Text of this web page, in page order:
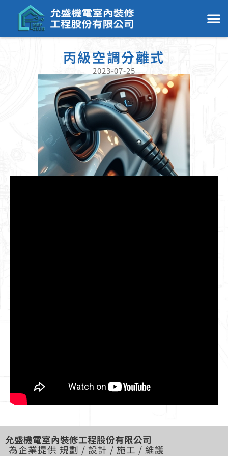
丙級空調分離式
2023-07-25
允盛機電室內裝修工程股份有限公司
為企業提供 規劃 / 設計 / 施工 / 維護